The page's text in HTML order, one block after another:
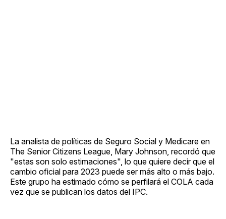
La analista de políticas de Seguro Social y Medicare en
The Senior Citizens League, Mary Johnson, recordó que
"estas son solo estimaciones", lo que quiere decir que el
cambio oficial para 2023 puede ser más alto o más bajo.
Este grupo ha estimado cómo se perfilará el COLA cada
vez que se publican los datos del IPC.